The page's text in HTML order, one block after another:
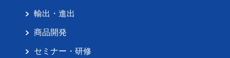
輸出・進出
商品開発
セミナー・研修